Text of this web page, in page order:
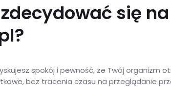
się
spokój i pewność, że Twój organizm
bez tracenia czasu na przeglądanie